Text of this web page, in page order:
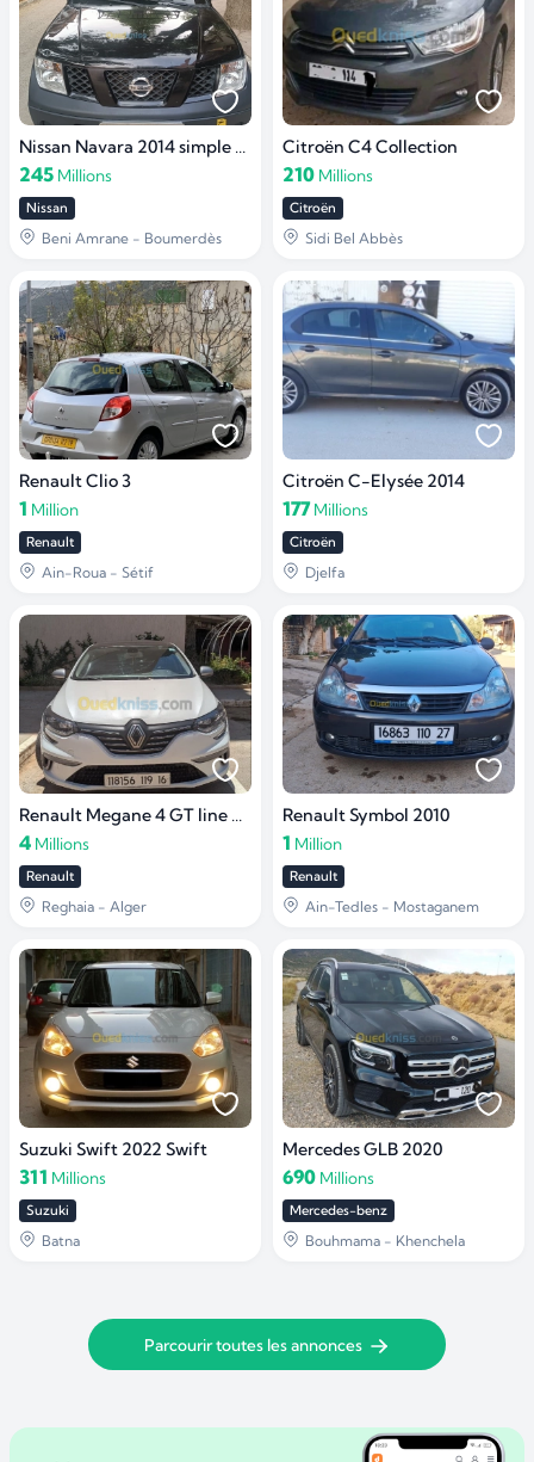
Nissan Navara 2014 simple cabine
245 Millions
Nissan
Beni Amrane - Boumerdès
Citroën C4 Collection
210 Millions
Citroën
Sidi Bel Abbès
Renault Clio 3
1 Million
Renault
Ain-Roua - Sétif
Citroën C-Elysée 2014
177 Millions
Citroën
Djelfa
Renault Megane 4 GT line 2009
4 Millions
Renault
Reghaia - Alger
Renault Symbol 2010
1 Million
Renault
Ain-Tedles - Mostaganem
Suzuki Swift 2022 Swift
311 Millions
Suzuki
Batna
Mercedes GLB 2020
690 Millions
Mercedes-benz
Bouhmama - Khenchela
Parcourir toutes les annonces